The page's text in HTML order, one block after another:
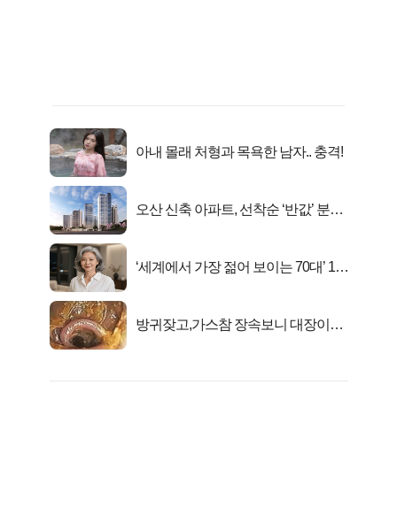
아내 몰래 처형과 목욕한 남자.. 충격!
오산 신축 아파트, 선착순 ‘반값’ 분양
‘세계에서 가장 젊어 보이는 70대’ 1위
방귀잦고,가스참 장속보니 대장이아